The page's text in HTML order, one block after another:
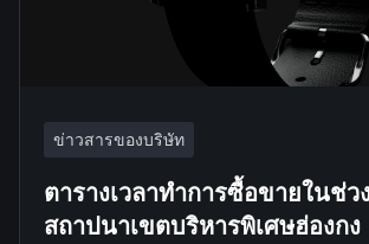
ข่าวสารของบริษัท
ตารางเวลาทำการซื้อขายในช่
สถาปนาเขตบริหารพิเศษฮ่องกง